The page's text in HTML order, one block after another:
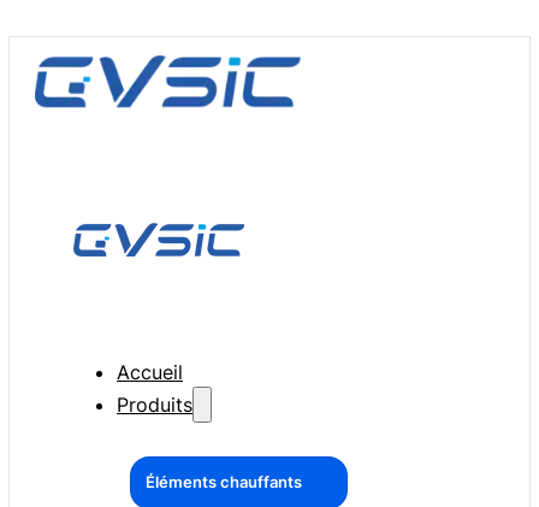
Accueil
Produits
Éléments chauffants